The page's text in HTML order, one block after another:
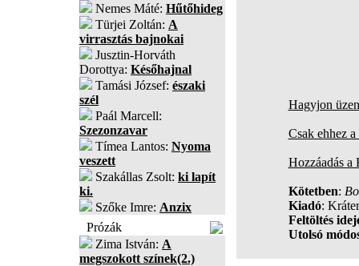
Nemes Máté: Hűtőhideg
Türjei Zoltán: A
virrasztás bajnokai
Jusztin-Horváth
Dorottya: Későhajnal
Tamási József: északi
szél
Paál Marcell:
Szezonzavar
Tímea Lantos: Nyoma
veszett
Szakállas Zsolt: ki lapít
ki.
Szőke Imre: Anzix
Prózák
Zima István: A
megszokott színek(2.)
Hagyjon
Csak ehhez
Hozzáadás
Kötetben:
Kiadó:
Feltöltés
Utolsó